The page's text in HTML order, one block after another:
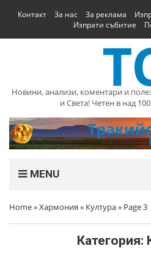
Контакт За нас За реклама
Изпрати събитие
Новини, анализи, коментари и
и Света! Четен в над
MENU
Home»Хармония » Култура» Page 3
Категория: